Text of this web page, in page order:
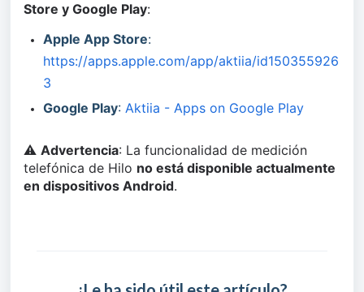
Store y Google Play:
Apple App Store
https://apps.apple.com/app/aktiia/id150355926
3
Google Play: Aktiia - Apps on Google Play
⚠️ Advertencia: La funcionalidad de medición
telefónica de Hilo no está disponible actualmente
en dispositivos Android.